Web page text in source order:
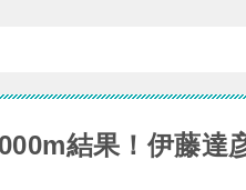
結果！伊藤達